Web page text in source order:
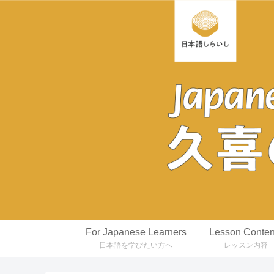
For Japanese Learners
日本語を学びたい方へ
Lesson
レッスン内容